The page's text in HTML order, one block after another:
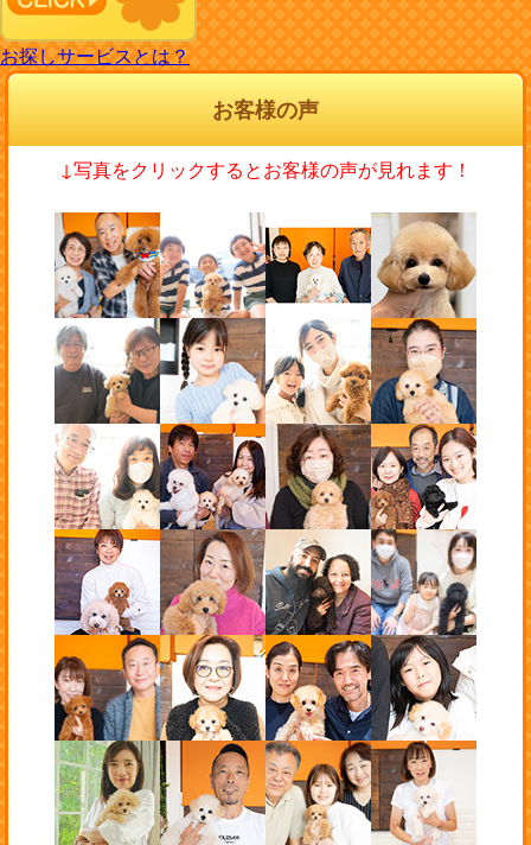
お探しサービスとは？
お客様の声
↓写真をクリックするとお客様の声が見れます！